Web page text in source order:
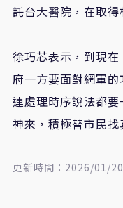
託台大醫院，在取得
徐巧芯表示，到現
府一方要面對網軍
連處理時序說法都
神來，積極替市民找
更新時間：2026/01/